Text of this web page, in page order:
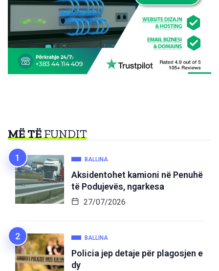
MË TËFUNDIT
BALLINA
Aksidentohet kamioni në Penuhë
të Podujevës, ngarkesa
27/07/2026
BALLINA
Policia jep detaje për plagosjen e
dy